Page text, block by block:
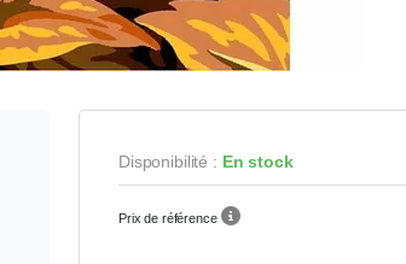
Disponibilité : En stock
Prix de référence